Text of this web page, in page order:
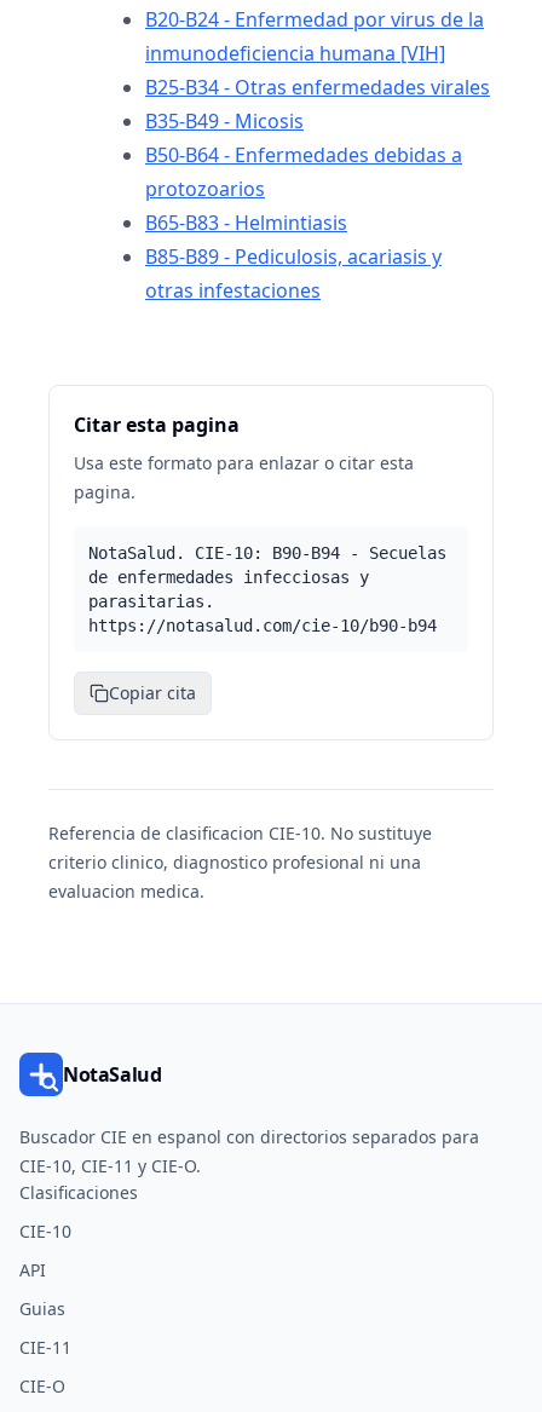
B20-B24 - Enfermedad por virus de la
inmunodeficiencia ­humana [VIH]
B25-B34 - Otras enfermedades virales
B35-B49 - Micosis
B50-B64 - Enfermedades debidas a
protozoarios
B65-B83 - Helmintiasis
B85-B89 - Pediculosis, acariasis y
otras infestaciones
Citar esta pagina
Usa este formato para enlazar o citar esta
pagina.
NotaSalud. CIE-10: B90-B94 - Secuelas
de enfermedades infecciosas y
parasitarias.
https://notasalud.com/cie-10/b90-b94
Copiar cita
Referencia de clasificacion CIE-10. No sustituye
criterio clinico, diagnostico profesional ni una
evaluacion medica.
NotaSalud
Buscador CIE en espanol con directorios separados para
CIE-10, CIE-11 y CIE-O.
Clasificaciones
CIE-10
API
Guias
CIE-11
CIE-O